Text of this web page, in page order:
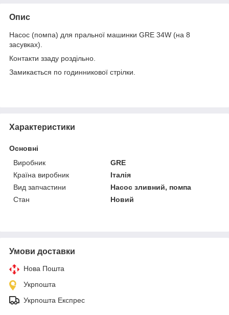
Опис
Насос (помпа) для пральної машинки GRE 34W (на 8
засувках).
Контакти ззаду роздільно.
Замикається по годинникової стрілки.
Характеристики
Основні
Виробник
GRE
Країна виробник
Італія
Вид запчастини
Насос зливний, помпа
Стан
Новий
Умови доставки
Нова Пошта
Укрпошта
Укрпошта Експрес